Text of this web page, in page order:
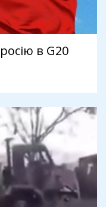
в G20